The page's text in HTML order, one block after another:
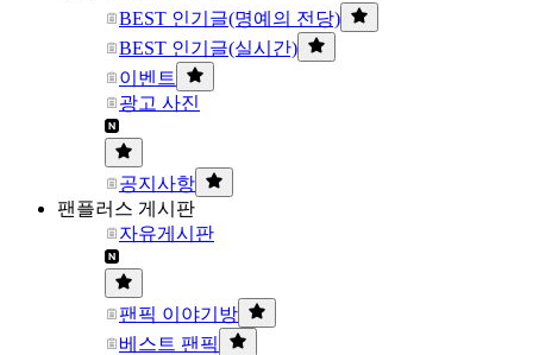
BEST 인기글(명예의 전당)
BEST 인기글(실시간)
이벤트
광고 사진
공지사항
팬플러스 게시판
자유게시판
팬픽 이야기방
베스트 팬픽